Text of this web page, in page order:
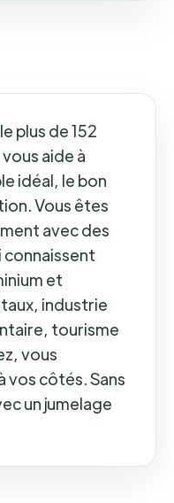
plus de 152
aide à
idéal, le bon
Vous êtes
avec des
et
industrie
tourisme
vous
vos côtés. Sans
un jumelage